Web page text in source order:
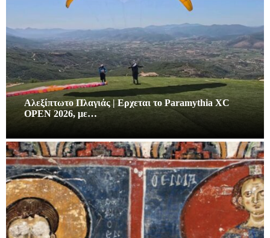
Αλεξίπτωτο Πλαγιάς | Ερχεται το Paramythia XC
OPEN 2026, με…